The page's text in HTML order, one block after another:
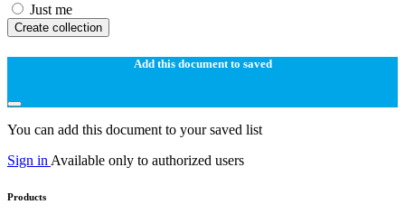
Just me
Create collection
Add this document to saved
You can add this document to your saved list
Sign in Available only to authorized users
Products